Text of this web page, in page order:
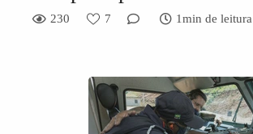
230 7 1min de leitura